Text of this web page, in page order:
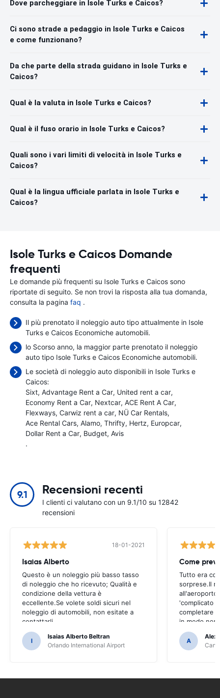
Dove parcheggiare in Isole Turks e Caicos?
Ci sono strade a pedaggio in Isole Turks e Caicos
e come funzionano?
Da che parte della strada guidano in Isole Turks e
Caicos?
Qual è la valuta in Isole Turks e Caicos?
Qual è il fuso orario in Isole Turks e Caicos?
Quali sono i vari limiti di velocità in Isole Turks e
Caicos?
Qual è la lingua ufficiale parlata in Isole Turks e
Caicos?
Isole Turks e Caicos Domande
frequenti
Le domande più frequenti su Isole Turks e Caicos sono
riportate di seguito. Se non trovi la risposta alla tua domanda,
consulta la pagina faq .
Il più prenotato il noleggio auto tipo attualmente in Isole
Turks e Caicos Economiche automobili.
lo Scorso anno, la maggior parte prenotato il noleggio
auto tipo Isole Turks e Caicos Economiche automobili.
Le società di noleggio auto disponibili in Isole Turks e
Caicos:
Sixt Advantage Rent a Car United rent a car
Economy Rent a Car Nextcar ACE Rent A Car
Flexways Carwiz rent a car NÜ Car Rentals
Ace Rental Cars Alamo Thrifty Hertz Europcar
Dollar Rent a Car Budget Avis
.
9.1 Recensioni recenti
I clienti ci valutano con un 9.1/10 su 12842
recensioni
18-01-2021
Isaias Alberto
Questo è un noleggio più basso tasso
di noleggio che ho ricevuto; Qualità e
condizione della vettura è
eccellente.Se volete soldi sicuri nel
noleggio di automobili, non esitate a
contattarli
I
Isaias Alberto Beltran
Orlando International Airport
Come
Tutto era
sorprese.Il
all'aeroporto
'complicato
completare
in modo
A
Alex